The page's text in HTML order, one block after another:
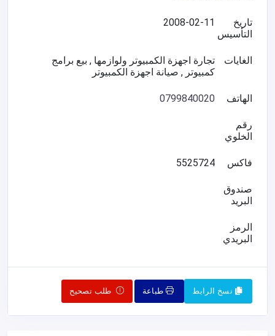
تاريخ
التأسيس
2008-02-11
الغايات
تجارة اجهزة الكمبيوتر ولوازمها , بيع برامج
كمبيوتر , صيانة اجهزة الكمبيوتر
الهاتف 0799840020
رقم
الخلوي
فاكس 5525724
صندوق
البريد
الرمز
البريدي
نسخ الرابط طباعة طلب تصحيح